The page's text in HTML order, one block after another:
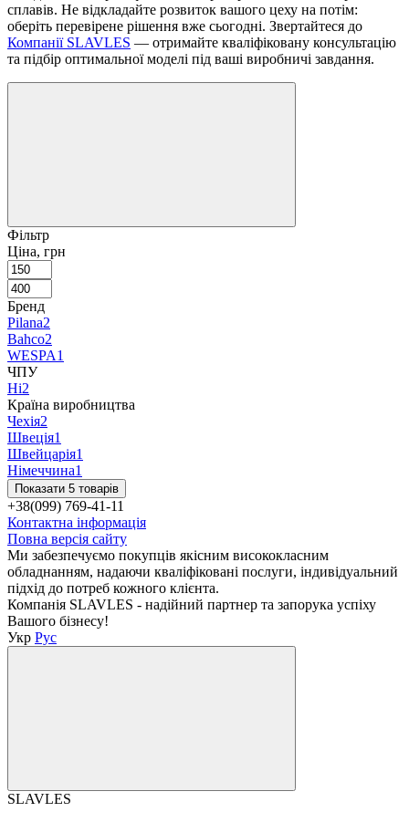
сплавів. Не відкладайте розвиток вашого цеху на потім:
оберіть перевірене рішення вже сьогодні. Звертайтеся до
Компанії SLAVLES️ — отримайте кваліфіковану консультацію
та підбір оптимальної моделі під ваші виробничі завдання.
Фільтр
Ціна, грн
Бренд
Pilana2
Bahco2
WESPA1
ЧПУ
Ні2
Країна виробництва
Чехія2
Швеція1
Швейцарія1
Німеччина1
Показати 5 товарів
+38(099) 769-41-11
Контактна інформація
Повна версія сайту
Ми забезпечуємо покупців якісним висококласним
обладнанням, надаючи кваліфіковані послуги, індивідуальний
підхід до потреб кожного клієнта.
Компанія SLAVLES - надійний партнер та запорука успіху
Вашого бізнесу!
Укр Рус
SLAVLES